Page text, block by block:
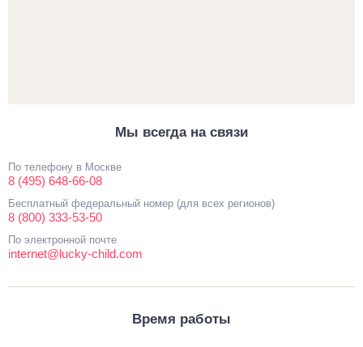
Мы всегда на связи
По телефону в Москве
8 (495) 648-66-08
Бесплатный федеральный номер (для всех регионов)
8 (800) 333-53-50
По электронной почте
internet@lucky-child.com
Время работы